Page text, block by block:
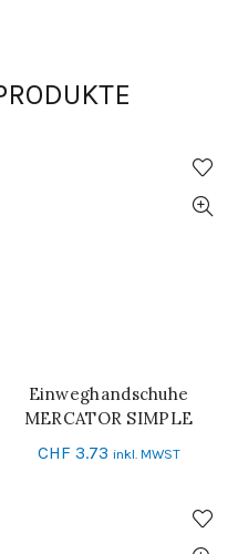
SCHNELL-EINKAUF
Einweghandschuhe
MERCATOR SIMPLE
NITRIL
CHF 3.73 inkl. MWST